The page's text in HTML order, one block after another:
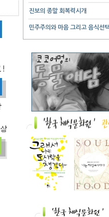
진보의 종말 회복력시개
민주주의와 마음 그리고 음식선